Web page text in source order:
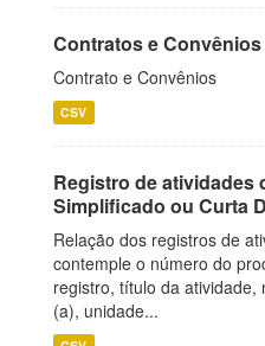
Contratos e Convênios
Contrato e Convênios
CSV
Registro de atividades
Simplificado ou Curta
Relação dos registros de
contemple o número do
registro, título da
(a), unidade...